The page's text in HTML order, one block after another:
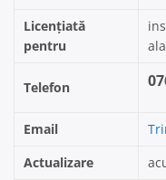
Licențiată
pentru
Telefon
Email
Actualizare